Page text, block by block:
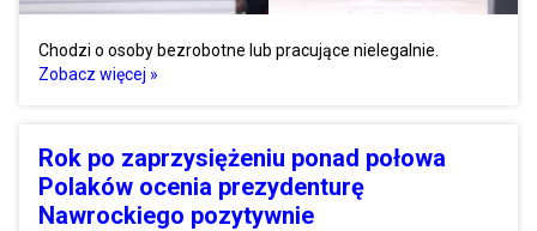
Chodzi o osoby bezrobotne lub pracujące nielegalnie.
Zobacz więcej »
Rok po zaprzysiężeniu ponad połowa
Polaków ocenia prezydenturę
Nawrockiego pozytywnie